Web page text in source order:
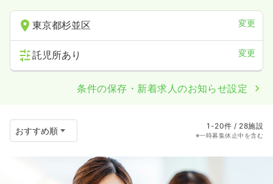
東京都杉並区 変更
託児所あり 変更
条件の保存・新着求人のお知らせ設定
1-20件 / 28施設
※一時募集休止中を含む